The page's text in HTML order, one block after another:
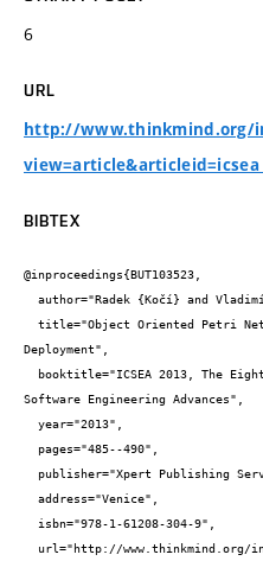
6
URL
http://www.thinkmind.org/
BIBTEX
@inproceedings{BUT103523,
Deployment",
Software Engineering Advances",